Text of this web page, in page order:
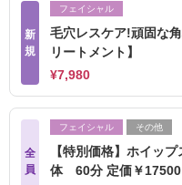
新
規
フェイシャル
毛穴レスケア!頑固な
リートメント】
¥7,980
全
員
フェイシャル その他
【特別価格】ホイッ
体 60分 定価￥